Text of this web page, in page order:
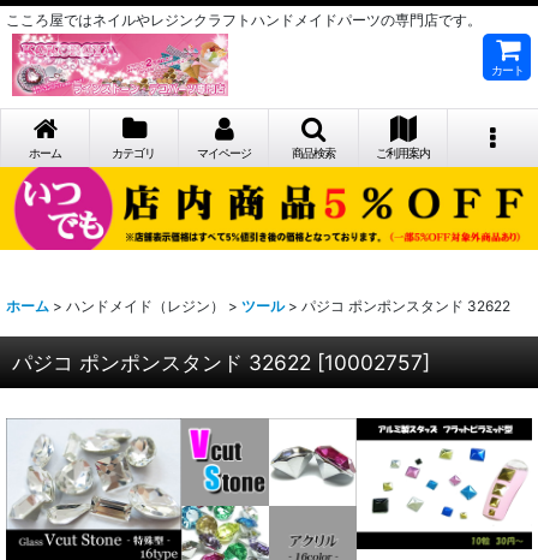
こころ屋ではネイルやレジンクラフトハンドメイドパーツの専門店です。
カート
ホーム カテゴリ マイページ 商品検索 ご利用案内
ホーム > ハンドメイド（レジン） > ツール > パジコ ポンポンスタンド 32622
パジコ ポンポンスタンド 32622 [10002757]